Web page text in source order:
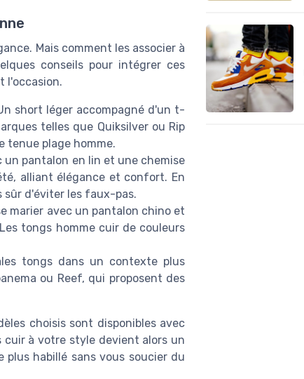
Mais comment les associer à
conseils pour intégrer ces
l'occasion.
short léger accompagné d'un t-
telles que Quiksilver ou Rip
tenue plage homme.
un pantalon en lin et une chemise
alliant élégance et confort. En
sûr d'éviter les faux-pas.
marier avec un pantalon chino et
tongs homme cuir de couleurs
tongs dans un contexte plus
ou Reef, qui proposent des
choisis sont disponibles avec
à votre style devient alors un
habillé sans vous soucier du